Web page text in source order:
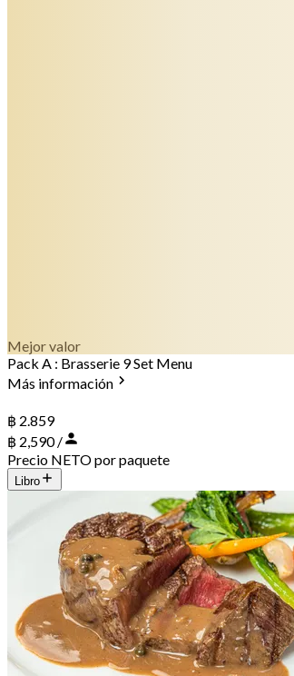
Mejor valor
Pack A : Brasserie 9 Set Menu
Más información
฿ 2.859
฿ 2,590 /
Precio NETO por paquete
Libro